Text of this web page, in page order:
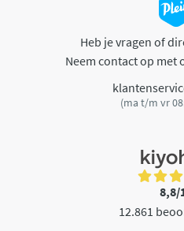
Heb je vragen of
Neem contact op met
(ma t/m vr
8,8/
12.861